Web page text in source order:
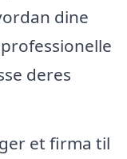
dine
deres
et firma til